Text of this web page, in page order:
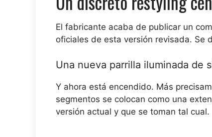
El fabricante acaba de publicar un
oficiales de esta versión revisada. Se
Una nueva parrilla iluminada de
Y ahora está encendido. Más
segmentos se colocan como una
versión actual y que se toman tal cual.